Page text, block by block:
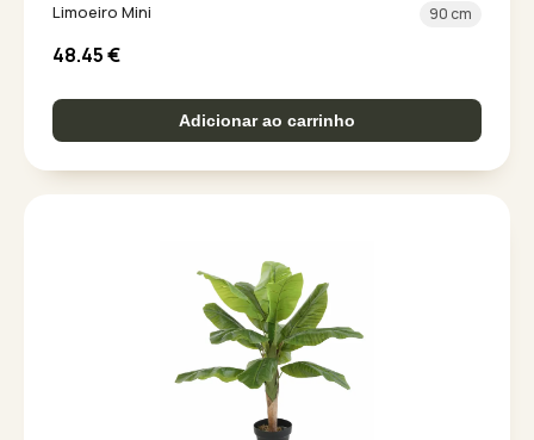
Limoeiro Mini 90 cm
48.45€
Adicionar ao carrinho